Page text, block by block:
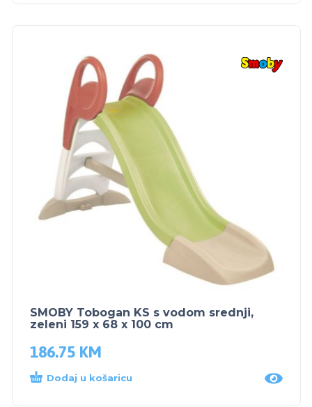
SMOBY Tobogan KS s vodom srednji,
zeleni 159 x 68 x 100 cm
186.75 KM
Dodaj u košaricu